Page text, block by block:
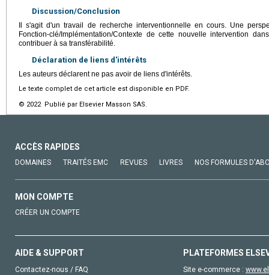
Discussion/Conclusion
Il s'agit d'un travail de recherche interventionnelle en cours. Une
Fonction-clé/Implémentation/Contexte de cette nouvelle intervention
contribuer à sa transférabilité.
Déclaration de liens d'intérêts
Les auteurs déclarent ne pas avoir de liens d'intérêts.
Le texte complet de cet article est disponible en PDF.
© 2022 Publié par Elsevier Masson SAS.
ACCÈS RAPIDES
DOMAINES TRAITÉS EMC REVUES LIVRES NOS FORMULES
MON COMPTE
CRÉER UN COMPTE
AIDE & SUPPORT
Contactez-nous / FAQ
PLATEFORMES
Site e-commerce :